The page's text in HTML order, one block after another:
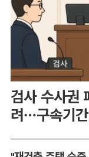
검사 수사권
려…구속기